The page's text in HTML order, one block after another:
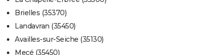
Brielles (35370)
Landavran (35450)
Availles-sur-Seiche (35130)
Mecé (35450)